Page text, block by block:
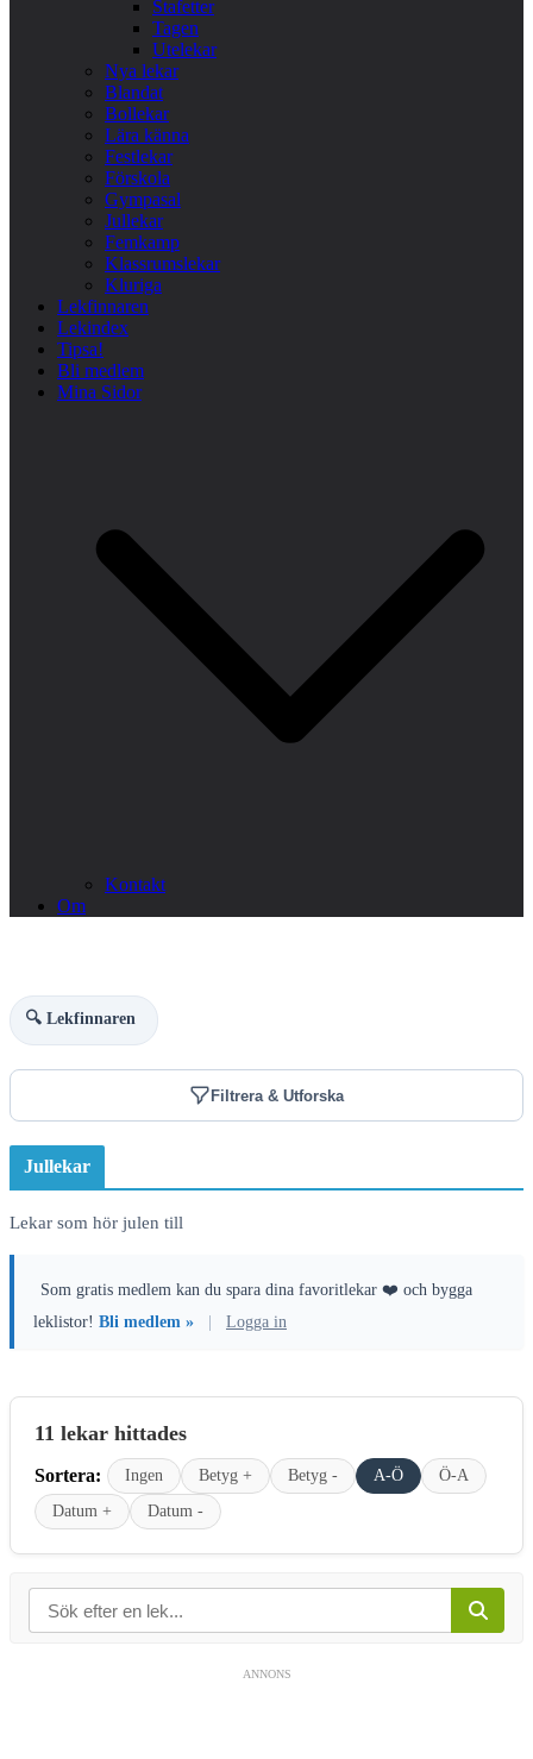
Stafetter
Tagen
Utelekar
Nya lekar
Blandat
Bollekar
Lära känna
Festlekar
Förskola
Gympasal
Jullekar
Femkamp
Klassrumslekar
Kluriga
Lekfinnaren
Lekindex
Tipsa!
Bli medlem
Mina Sidor
Kontakt
Om
🔍 Lekfinnaren
Filtrera & Utforska
Jullekar
Lekar som hör julen till
Som gratis medlem kan du spara dina favoritlekar ❤️ och bygga
leklistor! Bli medlem » Logga in
11 lekar hittades
Sortera: Ingen Betyg + Betyg - A-Ö
Ö-A
Datum +
Datum -
ANNONS